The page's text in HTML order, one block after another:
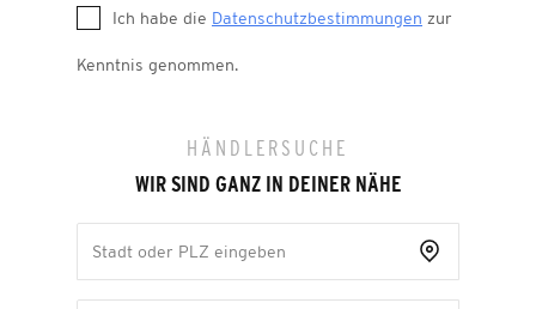
Ich habe die Datenschutzbestimmungen zur
Kenntnis genommen.
HÄNDLERSUCHE
WIR SIND GANZ IN DEINER NÄHE